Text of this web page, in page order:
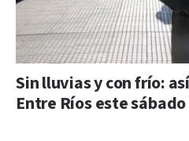
Sin lluvias y con frío:
Entre Ríos este